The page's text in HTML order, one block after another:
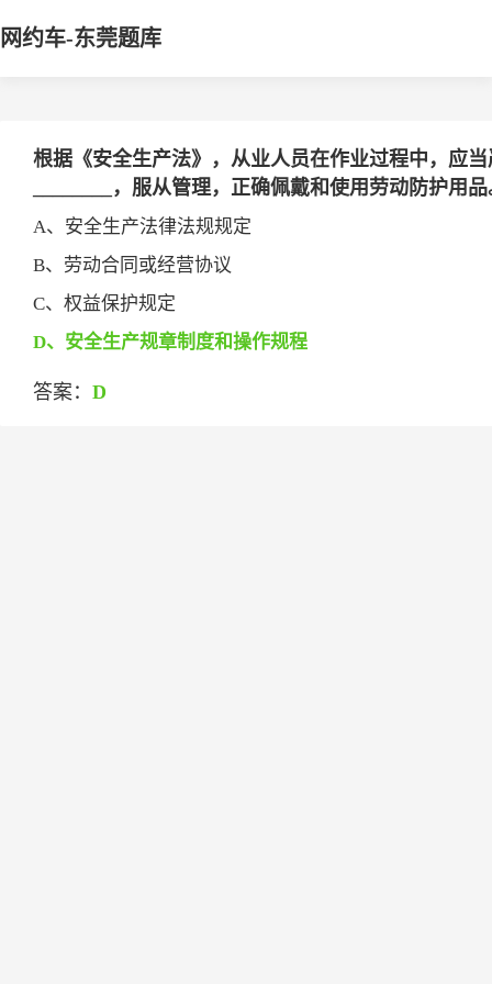
网约车-东莞题库
根据《安全生产法》，从业人员在作业过程中，应
________，服从管理，正确佩戴和使用劳动防护用
A、安全生产法律法规规定
B、劳动合同或经营协议
C、权益保护规定
D、安全生产规章制度和操作规程
答案： D